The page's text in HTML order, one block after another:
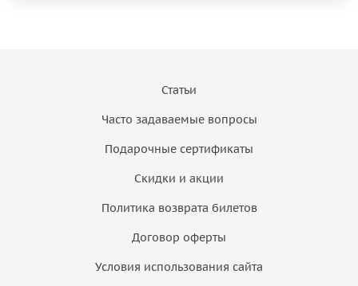
Статьи
Часто задаваемые вопросы
Подарочные сертификаты
Скидки и акции
Политика возврата билетов
Договор оферты
Условия использования сайта